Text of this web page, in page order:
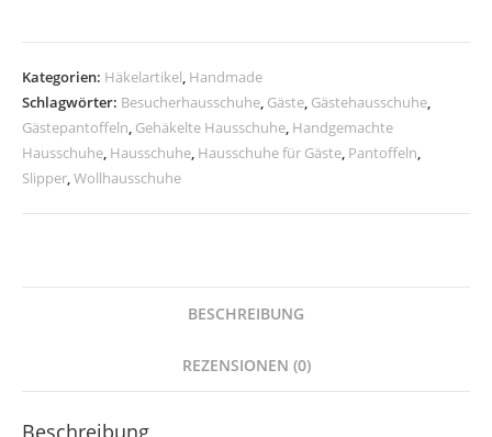
Kategorien: Häkelartikel, Handmade
Schlagwörter: Besucherhausschuhe, Gäste, Gästehausschuhe,
Gästepantoffeln, Gehäkelte Hausschuhe, Handgemachte
Hausschuhe, Hausschuhe, Hausschuhe für Gäste, Pantoffeln,
Slipper,Wollhausschuhe
BESCHREIBUNG
REZENSIONEN (0)
Beschreibung